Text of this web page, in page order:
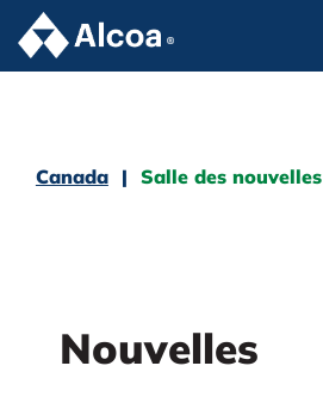
Canada Salle des nouvelles
Nouvelles